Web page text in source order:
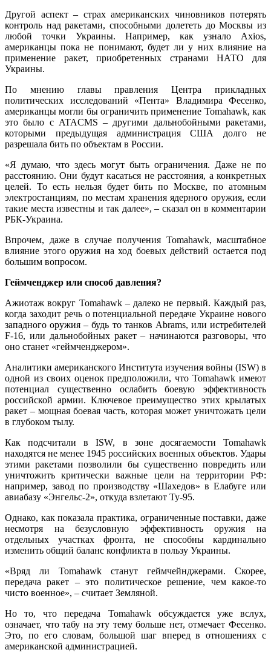
Другой аспект – страх американских чиновников потерять
контроль над ракетами, способными долететь до Москвы из
любой точки Украины. Например, как узнало Axios,
американцы пока не понимают, будет ли у них влияние на
применение ракет, приобретенных странами НАТО для
Украины.
По мнению главы правления Центра прикладных
политических исследований «Пента» Владимира Фесенко,
американцы могли бы ограничить применение Tomahawk, как
это было с ATACMS – другими дальнобойными ракетами,
которыми предыдущая администрация США долго не
разрешала бить по объектам в России.
«Я думаю, что здесь могут быть ограничения. Даже не по
расстоянию. Они будут касаться не расстояния, а конкретных
целей. То есть нельзя будет бить по Москве, по атомным
электростанциям, по местам хранения ядерного оружия, если
такие места известны и так далее», – сказал он в комментарии
РБК-Украина.
Впрочем, даже в случае получения Tomahawk, масштабное
влияние этого оружия на ход боевых действий остается под
большим вопросом.
Геймченджер или способ давления?
Ажиотаж вокруг Tomahawk – далеко не первый. Каждый раз,
когда заходит речь о потенциальной передаче Украине нового
западного оружия – будь то танков Abrams, или истребителей
F-16, или дальнобойных ракет – начинаются разговоры, что
оно станет «геймченджером».
Аналитики американского Института изучения войны (ISW) в
одной из своих оценок предположили, что Tomahawk имеют
потенциал существенно ослабить боевую эффективность
российской армии. Ключевое преимущество этих крылатых
ракет – мощная боевая часть, которая может уничтожать цели
в глубоком тылу.
Как подсчитали в ISW, в зоне досягаемости Tomahawk
находятся не менее 1945 российских военных объектов. Удары
этими ракетами позволили бы существенно повредить или
уничтожить критически важные цели на территории РФ:
например, завод по производству «Шахедов» в Елабуге или
авиабазу «Энгельс-2», откуда взлетают Ту-95.
Однако, как показала практика, ограниченные поставки, даже
несмотря на безусловную эффективность оружия на
отдельных участках фронта, не способны кардинально
изменить общий баланс конфликта в пользу Украины.
«Вряд ли Tomahawk станут геймчейнджерами. Скорее,
передача ракет – это политическое решение, чем какое-то
чисто военное», – считает Земляной.
Но то, что передача Tomahawk обсуждается уже вслух,
означает, что табу на эту тему больше нет, отмечает Фесенко.
Это, по его словам, большой шаг вперед в отношениях с
американской администрацией.